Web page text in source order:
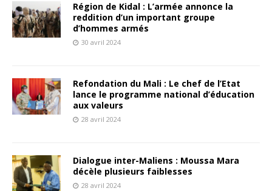
Région de Kidal : L’armée annonce la
reddition d’un important groupe
d’hommes armés
30 avril 2024
Refondation du Mali : Le chef de l’Etat
lance le programme national d’éducation
aux valeurs
28 avril 2024
Dialogue inter-Maliens : Moussa Mara
décèle plusieurs faiblesses
28 avril 2024